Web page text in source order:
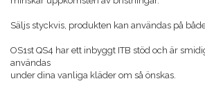
Säljs styckvis, produkten kan användas på
OS1st QS4 har ett inbyggt ITB stöd och är
användas
under dina vanliga kläder om så önskas.